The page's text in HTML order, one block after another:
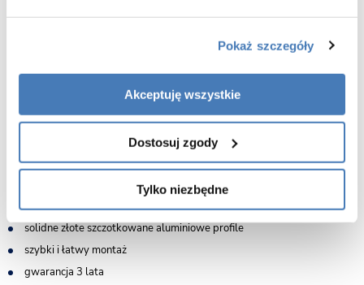
Pokaż szczegóły
Akceptuję wszystkie
Dostosuj zgody
Tylko niezbędne
bezpieczne szkło hartowane o grubości 6mm
powłoka Active Shield 2.0 zapobiegająca osadzaniu kamienia
montaż na brodziku lub posadzce
kryte mocowania profili przyściennych
najwyższej jakości rolki gwarantujące cichą i bezawaryjną pracę drzwi
podwójne górne rolki z regulacją drzwi
praktyczny uchwyt drzwi
solidne złote szczotkowane aluminiowe profile
szybki i łatwy montaż
gwarancja 3 lata